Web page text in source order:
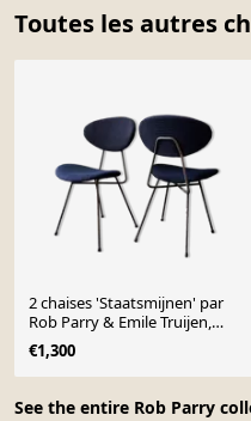
Toutes les autres
See the entire Rob Parry
2 chaises 'Staatsmijnen' par
Rob Parry & Emile Truijen,
Pays-Bas 1955
€1,300